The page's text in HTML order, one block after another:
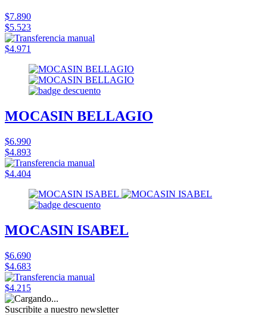
$7.890
$5.523
$4.971
MOCASIN BELLAGIO
$6.990
$4.893
$4.404
MOCASIN ISABEL
$6.690
$4.683
$4.215
Suscribite a nuestro newsletter